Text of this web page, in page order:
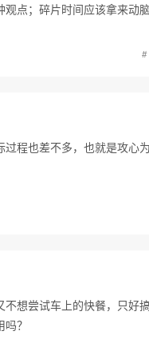
点；碎片时间应该拿来动
程也差不多，也就是攻心
想尝试车上的快餐，只好
？